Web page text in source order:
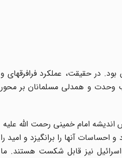
در حقیقت، عملکرد فرافرقه‏ای و
وحدت و هم‏دلی مسلمانان بر محور
امام خمینی رحمت الله علیه
آنها را برانگیزد و امید را
اسرائیل نیز قابل شکست هستند. ما